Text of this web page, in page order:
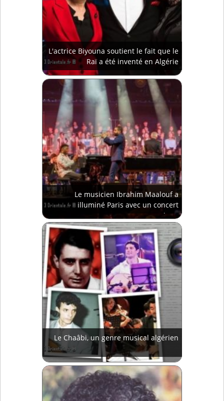
L'actrice Biyouna soutient le fait que le
Raï a été inventé en Algérie
Le musicien Ibrahim Maalouf a
illuminé Paris avec un concert
magique
Le Chaâbi, un genre musical algérien